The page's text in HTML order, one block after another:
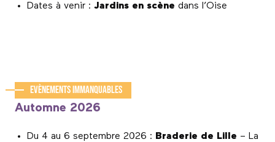
Dates à venir : Jardins en scène dans l’Oise
Evènements immanquables
Automne 2026
Du 4 au 6 septembre 2026 : Braderie de Lille – La